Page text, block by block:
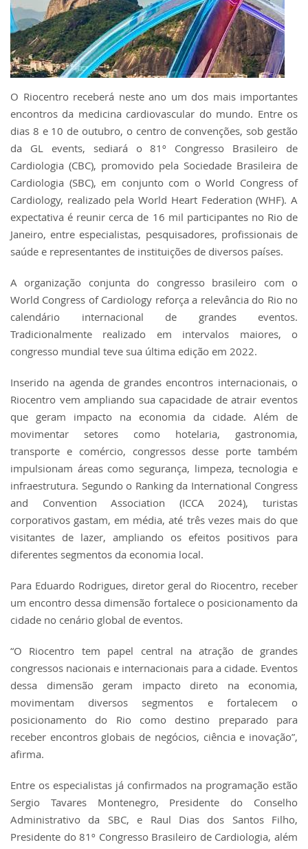
O Riocentro receberá neste ano um dos mais importantes
encontros da medicina cardiovascular do mundo. Entre os
dias 8 e 10 de outubro, o centro de convenções, sob gestão
da GL events, sediará o 81º Congresso Brasileiro de
Cardiologia (CBC), promovido pela Sociedade Brasileira de
Cardiologia (SBC), em conjunto com o World Congress of
Cardiology, realizado pela World Heart Federation (WHF). A
expectativa é reunir cerca de 16 mil participantes no Rio de
Janeiro, entre especialistas, pesquisadores, profissionais de
saúde e representantes de instituições de diversos países.
A organização conjunta do congresso brasileiro com o
World Congress of Cardiology reforça a relevância do Rio no
calendário internacional de grandes eventos.
Tradicionalmente realizado em intervalos maiores, o
congresso mundial teve sua última edição em 2022.
Inserido na agenda de grandes encontros internacionais, o
Riocentro vem ampliando sua capacidade de atrair eventos
que geram impacto na economia da cidade. Além de
movimentar setores como hotelaria, gastronomia,
transporte e comércio, congressos desse porte também
impulsionam áreas como segurança, limpeza, tecnologia e
infraestrutura. Segundo o Ranking da International Congress
and Convention Association (ICCA 2024), turistas
corporativos gastam, em média, até três vezes mais do que
visitantes de lazer, ampliando os efeitos positivos para
diferentes segmentos da economia local.
Para Eduardo Rodrigues, diretor geral do Riocentro, receber
um encontro dessa dimensão fortalece o posicionamento da
cidade no cenário global de eventos.
“O Riocentro tem papel central na atração de grandes
congressos nacionais e internacionais para a cidade. Eventos
dessa dimensão geram impacto direto na economia,
movimentam diversos segmentos e fortalecem o
posicionamento do Rio como destino preparado para
receber encontros globais de negócios, ciência e inovação”,
afirma.
Entre os especialistas já confirmados na programação estão
Sergio Tavares Montenegro, Presidente do Conselho
Administrativo da SBC, e Raul Dias dos Santos Filho,
Presidente do 81º Congresso Brasileiro de Cardiologia, além